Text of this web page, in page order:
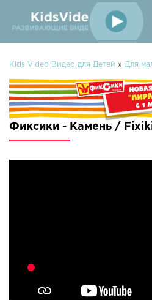
Kids Video Видео для Детей » Для
Фиксики - Камень /